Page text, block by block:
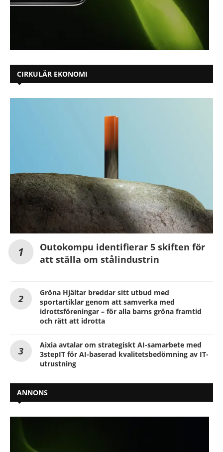
CIRKULÄR EKONOMI
Outokompu identifierar 5 skiften för
att ställa om stålindustrin
Gröna Hjältar breddar sitt utbud med
sportartiklar genom att samverka med
idrottsföreningar – för alla barns gröna framtid
och rätt att idrotta
Aixia avtalar om strategiskt AI-samarbete med
3stepIT för AI-baserad kvalitetsbedömning av IT-
utrustning
ANNONS